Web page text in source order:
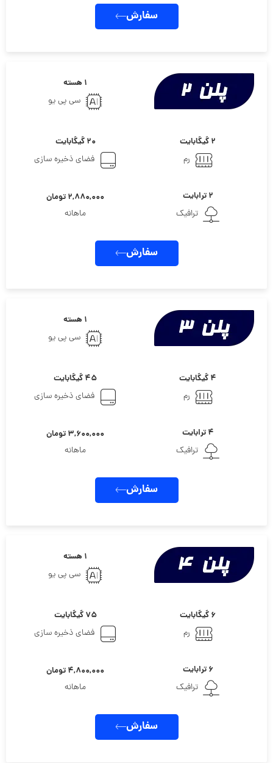
سفارش
۱ هسته
سی پی یو
۲ گیگابایت
رم
۲۰ گیگابایت
فضای ذخیره سازی
۲ ترابایت
ترافیک
۲,۸۸۰,۰۰۰ تومان
ماهانه
سفارش
۱ هسته
سی پی یو
۴ گیگابایت
رم
۴۵ گیگابایت
فضای ذخیره سازی
۴ ترابایت
ترافیک
۳,۶۰۰,۰۰۰ تومان
ماهانه
سفارش
۱ هسته
سی پی یو
۶ گیگابایت
رم
۷۵ گیگابایت
فضای ذخیره سازی
۶ ترابایت
ترافیک
۴,۸۰۰,۰۰۰ تومان
ماهانه
سفارش